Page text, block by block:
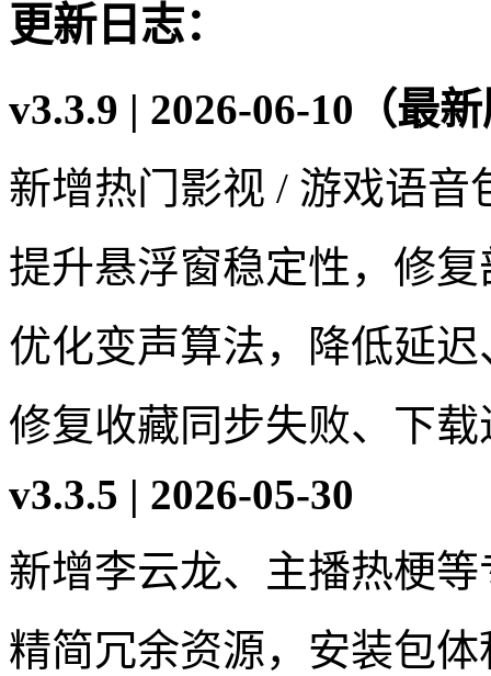
更新日志：
v3.3.9 | 2026-06-10（最
新增热门影视 / 游戏语音
提升悬浮窗稳定性，修
优化变声算法，降低延
修复收藏同步失败、下
v3.3.5 | 2026-05-30
新增李云龙、主播热梗
精简冗余资源，安装包体